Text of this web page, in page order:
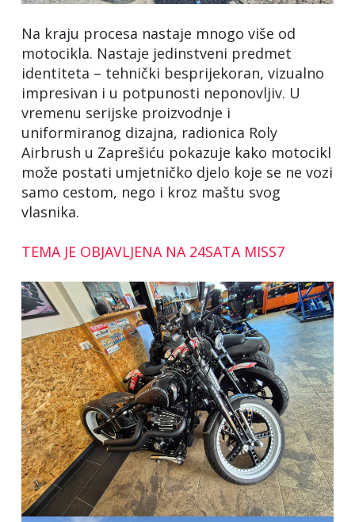
Na kraju procesa nastaje mnogo više od
motocikla. Nastaje jedinstveni predmet
identiteta – tehnički besprijekoran, vizualno
impresivan i u potpunosti neponovljiv. U
vremenu serijske proizvodnje i
uniformiranog dizajna, radionica Roly
Airbrush u Zaprešiću pokazuje kako motocikl
može postati umjetničko djelo koje se ne vozi
samo cestom, nego i kroz maštu svog
vlasnika.
TEMA JE OBJAVLJENA NA 24SATA MISS7